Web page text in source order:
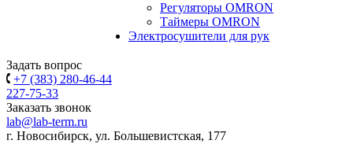
Регуляторы OMRON
Таймеры OMRON
Электросушители для рук
Задать вопрос
+7 (383) 280-46-44
227-75-33
Заказать звонок
lab@lab-term.ru
г. Новосибирск, ул. Большевистская, 177